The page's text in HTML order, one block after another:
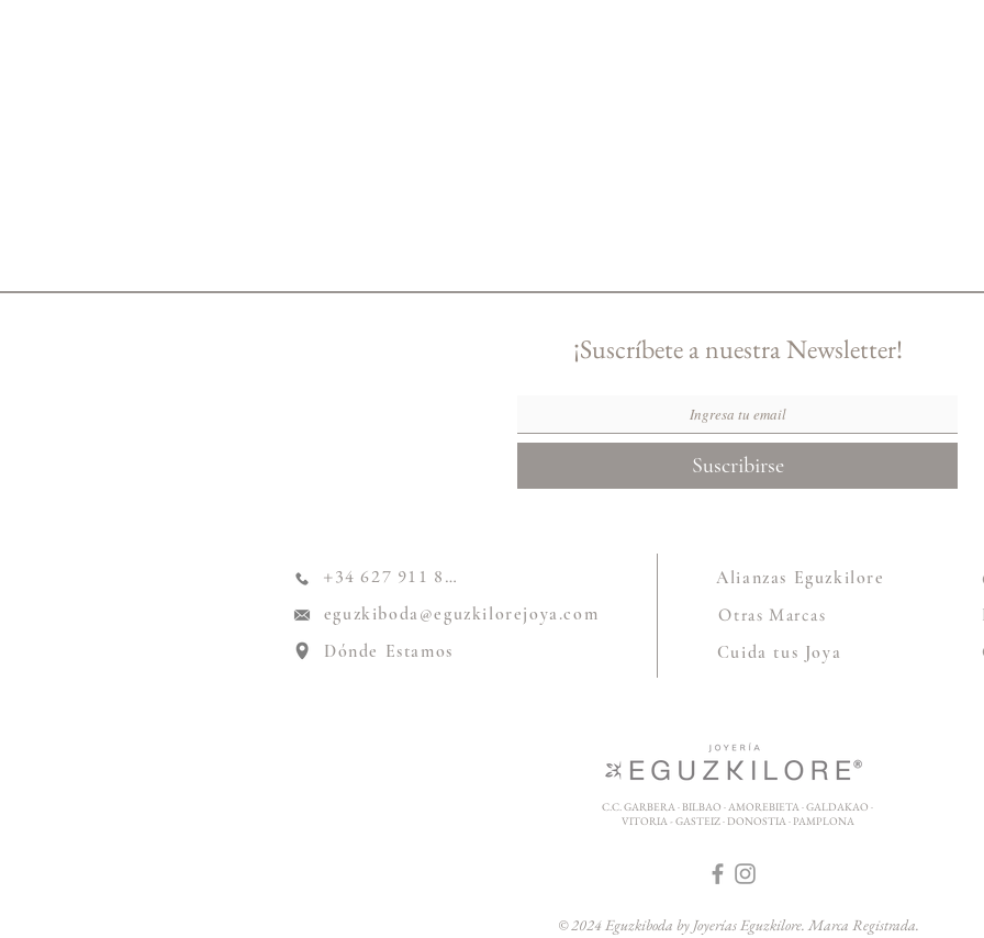
¡Suscríbete a nuestra Newsletter!
Suscribirse
+34 627 911 824
eguzkiboda@eguzkilorejoya.com
Dónde Estamos
Alianzas Eguzkilore
Otras Marcas
Cuida tus Joya
C.C. GARBERA · BILBAO · AMOREBIETA · GALDAKAO ·
VITORIA - GASTEIZ · DONOSTIA · PAMPLONA
© 2024 Eguzkiboda by Joyerías Eguzkilore. Marca Registrada.